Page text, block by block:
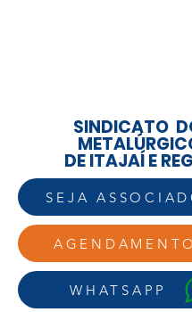
AGENDAMENTO
WHATSAPP
SINDICATO
DE ITAJAÍ E
SEJA